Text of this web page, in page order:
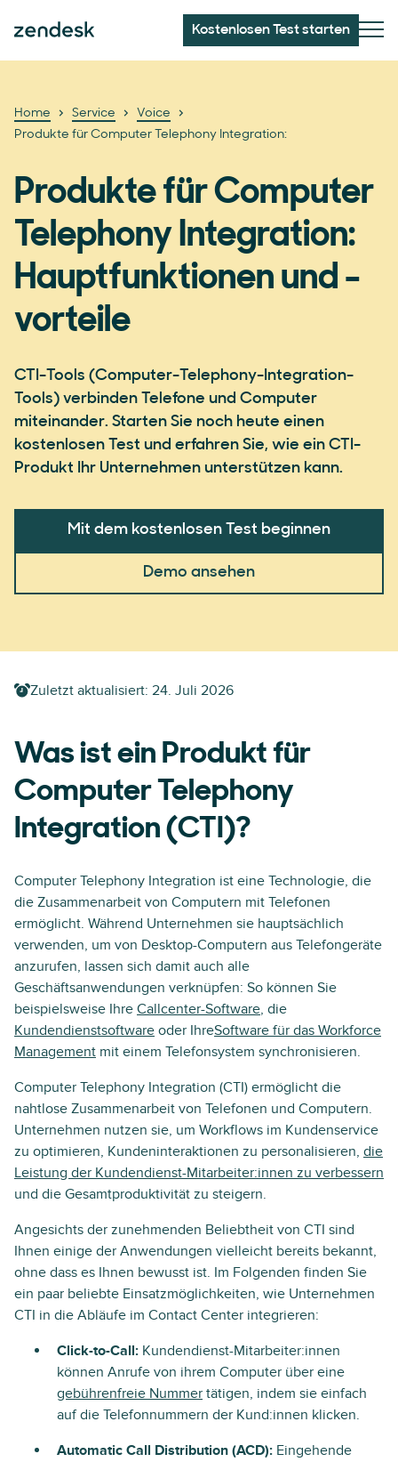
Kostenlosen Test starten
Home Service
Voice
Produkte für Computer Telephony Integration:
Produkte für Computer
Telephony Integration:
Hauptfunktionen und -
vorteile
CTI-Tools (Computer-Telephony-Integration-
Tools) verbinden Telefone und Computer
miteinander. Starten Sie noch heute einen
kostenlosen Test und erfahren Sie, wie ein CTI-
Produkt Ihr Unternehmen unterstützen kann.
Mit dem kostenlosen Test beginnen
Demo ansehen
Zuletzt aktualisiert: 24. Juli 2026
Was ist ein Produkt für
Computer Telephony
Integration (CTI)?
Computer Telephony Integration ist eine Technologie, die
die Zusammenarbeit von Computern mit Telefonen
ermöglicht. Während Unternehmen sie hauptsächlich
verwenden, um von Desktop-Computern aus Telefongeräte
anzurufen, lassen sich damit auch alle
Geschäftsanwendungen verknüpfen: So können Sie
beispielsweise Ihre Callcenter-Software, die
Kundendienstsoftware oder IhreSoftware für das Workforce
Management mit einem Telefonsystem synchronisieren.
Computer Telephony Integration (CTI) ermöglicht die
nahtlose Zusammenarbeit von Telefonen und Computern.
Unternehmen nutzen sie, um Workflows im Kundenservice
zu optimieren, Kundeninteraktionen zu personalisieren, die
Leistung der Kundendienst-Mitarbeiter:innen zu verbessern
und die Gesamtproduktivität zu steigern.
Angesichts der zunehmenden Beliebtheit von CTI sind
Ihnen einige der Anwendungen vielleicht bereits bekannt,
ohne dass es Ihnen bewusst ist. Im Folgenden finden Sie
ein paar beliebte Einsatzmöglichkeiten, wie Unternehmen
CTI in die Abläufe im Contact Center integrieren:
Click-to-Call: Kundendienst-Mitarbeiter:innen
können Anrufe von ihrem Computer über eine
gebührenfreie Nummer tätigen, indem sie einfach
auf die Telefonnummern der Kund:innen klicken.
Automatic Call Distribution (ACD): Eingehende